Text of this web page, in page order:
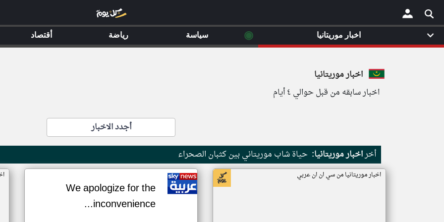
×
اخبار موريتانيا
اخبار سابقه من قبل حوالي ٤ أيام
أجدد الاخبار
أخراخبار موريتانيا: حياة شاب موريتاني بين كثبان الصحراء
اخبار موريتانيا من سي ان ان عربي
We apologize for the
inconvenience...
اخبار موريتانيا ◉ سياسة رياضة أقتصاد